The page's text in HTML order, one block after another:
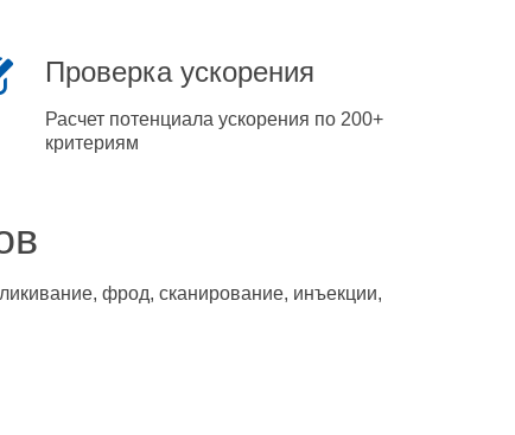
Проверка ускорения
Расчет потенциала ускорения по 200+
критериям
фрод, сканирование, инъекции,